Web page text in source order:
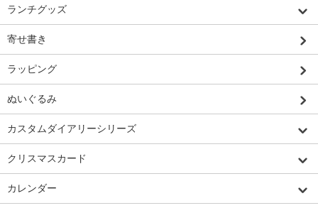
ランチグッズ
寄せ書き
ラッピング
ぬいぐるみ
カスタムダイアリーシリーズ
クリスマスカード
カレンダー